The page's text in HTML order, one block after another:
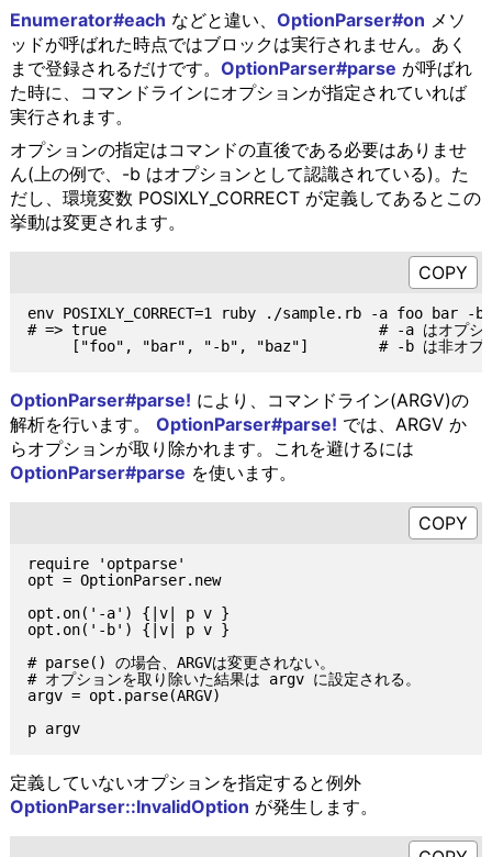
Enumerator#each などと違い、 OptionParser#on メソ
ッドが呼ばれた時点ではブロックは実行されません。あく
まで登録されるだけです。 OptionParser#parse が呼ばれ
た時に、コマンドラインにオプションが指定されていれば
実行されます。
オプションの指定はコマンドの直後である必要はありませ
ん(上の例で、-b はオプションとして認識されている)。た
だし、環境変数 POSIXLY_CORRECT が定義してあるとこの
挙動は変更されます。
env POSIXLY_CORRECT=1 ruby ./sample.rb -a foo bar -b
# => true                               # -a はオプショ
OptionParser#parse! により、コマンドライン(ARGV)の
解析を行います。 OptionParser#parse! では、ARGV か
らオプションが取り除かれます。これを避けるには
OptionParser#parse を使います。
require 'optparse'
opt = OptionParser.new
opt.on('-a') {|v| p v }
opt.on('-b') {|v| p v }
# parse() の場合、ARGVは変更されない。
# オプションを取り除いた結果は argv に設定される。
argv = opt.parse(ARGV)
p argv
定義していないオプションを指定すると例外
OptionParser::InvalidOption が発生します。